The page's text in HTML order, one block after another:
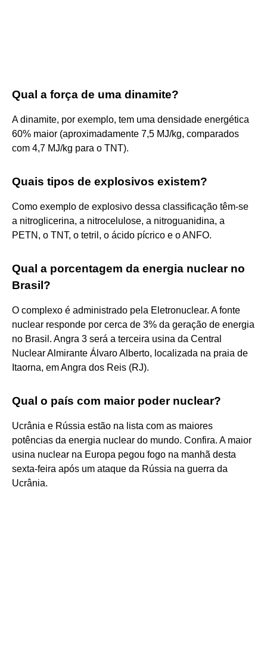
Qual a força de uma dinamite?
A dinamite, por exemplo, tem uma densidade energética
60% maior (aproximadamente 7,5 MJ/kg, comparados
com 4,7 MJ/kg para o TNT).
Quais tipos de explosivos existem?
Como exemplo de explosivo dessa classificação têm-se
a nitroglicerina, a nitrocelulose, a nitroguanidina, a
PETN, o TNT, o tetril, o ácido pícrico e o ANFO.
Qual a porcentagem da energia nuclear no
Brasil?
O complexo é administrado pela Eletronuclear. A fonte
nuclear responde por cerca de 3% da geração de energia
no Brasil. Angra 3 será a terceira usina da Central
Nuclear Almirante Álvaro Alberto, localizada na praia de
Itaorna, em Angra dos Reis (RJ).
Qual o país com maior poder nuclear?
Ucrânia e Rússia estão na lista com as maiores
potências da energia nuclear do mundo. Confira. A maior
usina nuclear na Europa pegou fogo na manhã desta
sexta-feira após um ataque da Rússia na guerra da
Ucrânia.